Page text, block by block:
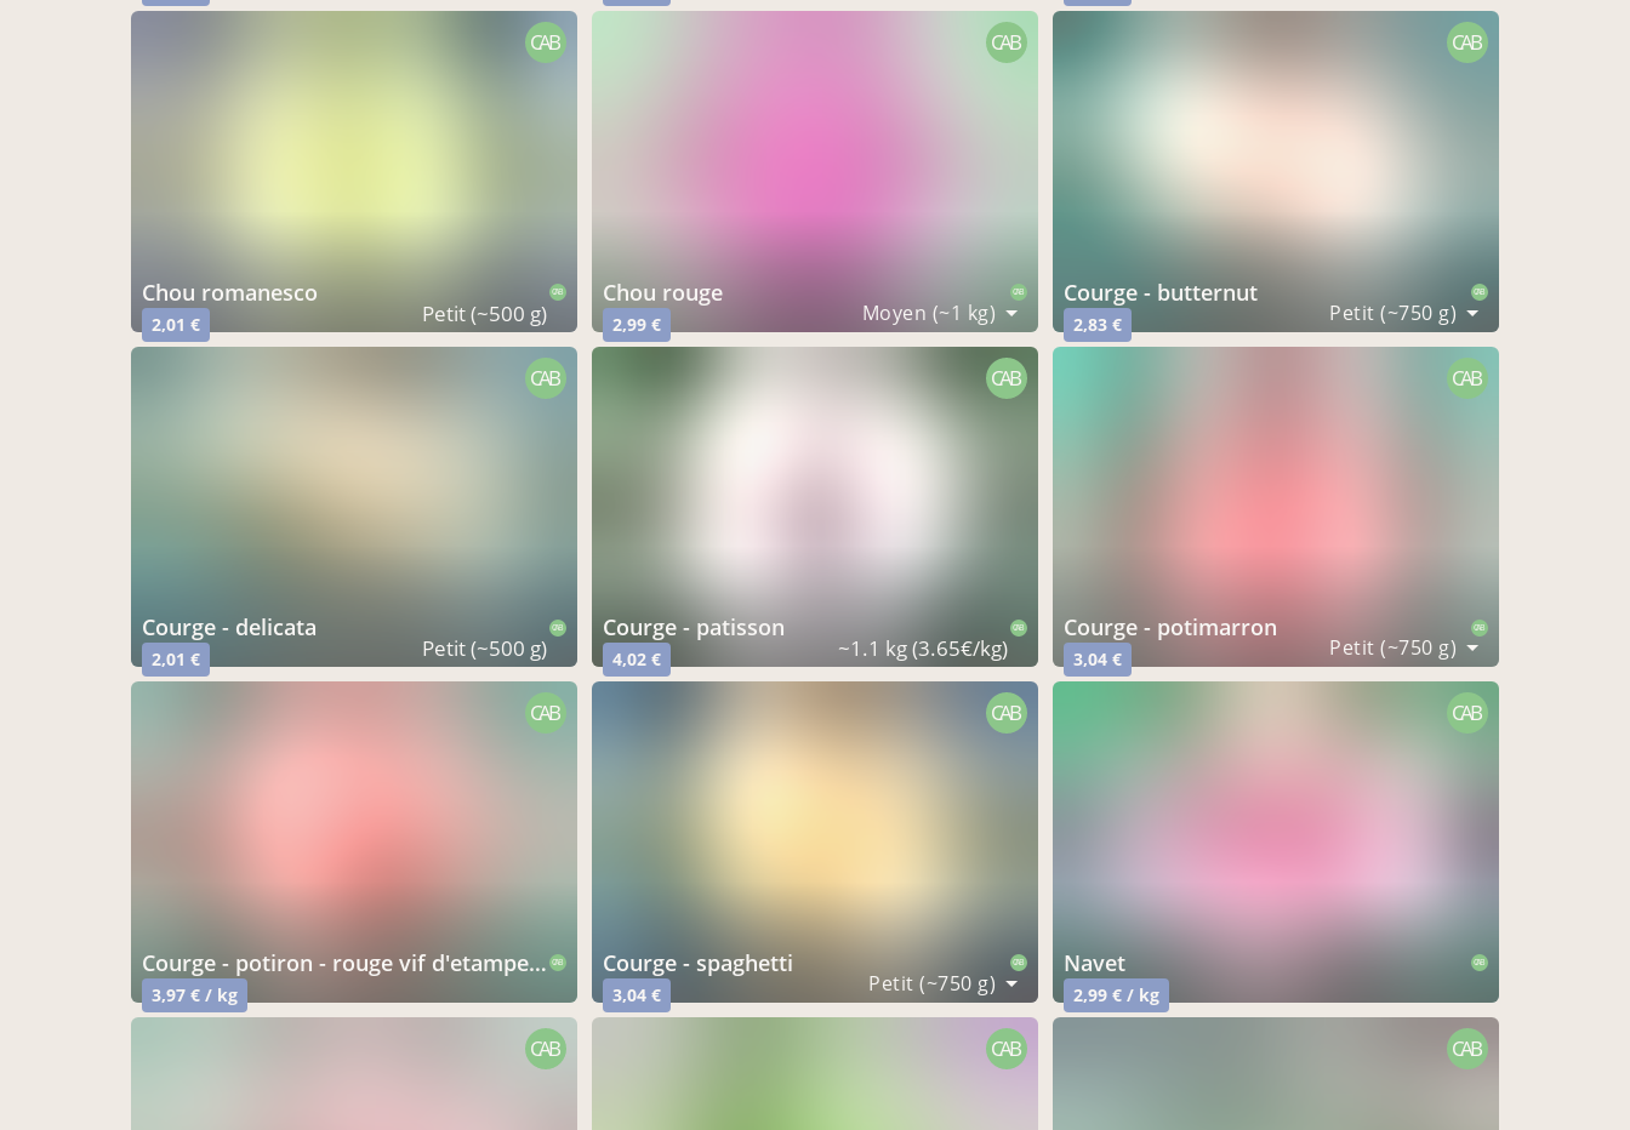
chou romanesco CAB
2,01 € Petit (~500 g)
CAB
chou rouge CAB
2,99 € Moyen (~1 kg)
CAB
courge - butternut CAB
2,83 € Petit (~750 g)
CAB
courge - delicata CAB
2,01 € Petit (~500 g)
CAB
courge - patisson CAB
4,02 € ~1.1 kg (3.65€/kg)
CAB
courge - potimarron CAB
3,04 € Petit (~750 g)
CAB
courge - potiron - rouge vif d'etampes - à la coupe CAB
3,97 € / kg
CAB
courge - spaghetti CAB
3,04 € Petit (~750 g)
CAB
navet CAB
2,99 € / kg
CAB
CAB CAB CAB